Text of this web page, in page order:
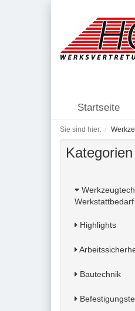
Startseite
Sie sind hier:
Kategorien
Werkstattbedarf
Highlights
Bautechnik